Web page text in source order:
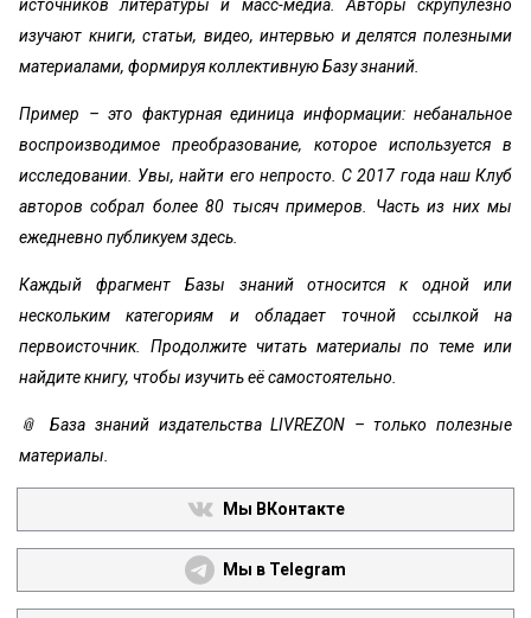
источников литературы и масс-медиа. Авторы скрупулёзно
изучают книги, статьи, видео, интервью и делятся полезными
материалами, формируя коллективную Базу знаний.
Пример – это фактурная единица информации: небанальное
воспроизводимое преобразование, которое используется в
исследовании. Увы, найти его непросто. С 2017 года наш Клуб
авторов собрал более 80 тысяч примеров. Часть из них мы
ежедневно публикуем здесь.
Каждый фрагмент Базы знаний относится к одной или
нескольким категориям и обладает точной ссылкой на
первоисточник. Продолжите читать материалы по теме или
найдите книгу, чтобы изучить её самостоятельно.
📎 База знаний издательства LIVREZON – только полезные
материалы.
Мы ВКонтакте
Мы в Telegram